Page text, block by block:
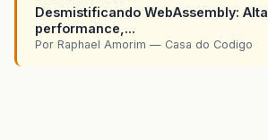
Desmistificando WebAssembly: Alta
performance,...
Por Raphael Amorim — Casa do Codigo